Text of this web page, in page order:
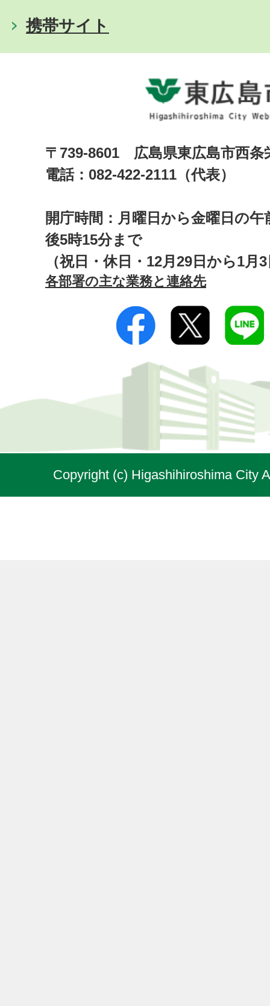
携帯サイト
〒739-8601 広島県東広島市西
電話：082-422-2111（代表）
開庁時間：月曜日から金曜日の午
後5時15分まで
（祝日・休日・12月29日から1月
各部署の主な業務と連絡先
Copyright (c) Higashihiroshima City